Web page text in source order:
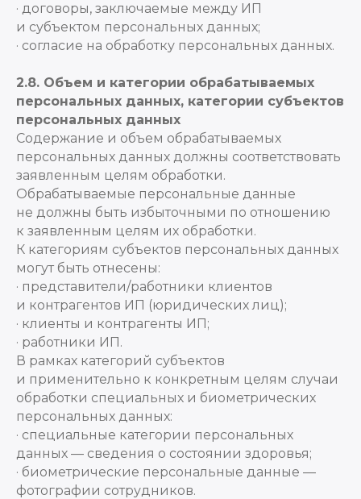
· договоры, заключаемые между ИП
и субъектом персональных данных;
· согласие на обработку персональных данных.
2.8. Объем и категории обрабатываемых
персональных данных, категории субъектов
персональных данных
Содержание и объем обрабатываемых
персональных данных должны соответствовать
заявленным целям обработки.
Обрабатываемые персональные данные
не должны быть избыточными по отношению
к заявленным целям их обработки.
К категориям субъектов персональных данных
могут быть отнесены:
· представители/работники клиентов
и контрагентов ИП (юридических лиц);
· клиенты и контрагенты ИП;
· работники ИП.
В рамках категорий субъектов
и применительно к конкретным целям случаи
обработки специальных и биометрических
персональных данных:
· специальные категории персональных
данных — сведения о состоянии здоровья;
· биометрические персональные данные —
фотографии сотрудников.